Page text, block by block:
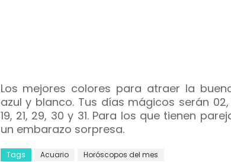
Los mejores colores para atraer la
azul y blanco. Tus días mágicos serán 02,
19, 21, 29, 30 y 31. Para los que tienen
un embarazo sorpresa.
Tags Acuario Horóscopos del mes